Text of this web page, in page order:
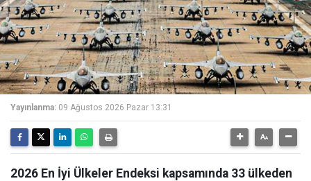
Yayınlanma: 09 Ağustos 2026 Pazar 13:31
2026 En İyi Ülkeler Endeksi kapsamında 33 ülkeden